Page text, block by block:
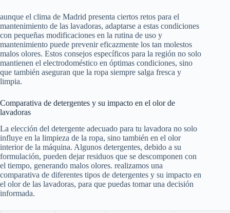
aunque el clima de Madrid presenta ciertos retos para el
mantenimiento de las lavadoras, adaptarse a estas condiciones
con pequeñas modificaciones en la rutina de uso y
mantenimiento puede prevenir eficazmente los tan molestos
malos olores. Estos consejos específicos para la región no solo
mantienen el electrodoméstico en óptimas condiciones, sino
que también aseguran que la ropa siempre salga fresca y
limpia.
Comparativa de detergentes y su impacto en el olor de
lavadoras
La elección del detergente adecuado para tu lavadora no solo
influye en la limpieza de la ropa, sino también en el olor
interior de la máquina. Algunos detergentes, debido a su
formulación, pueden dejar residuos que se descomponen con
el tiempo, generando malos olores. realizamos una
comparativa de diferentes tipos de detergentes y su impacto en
el olor de las lavadoras, para que puedas tomar una decisión
informada.